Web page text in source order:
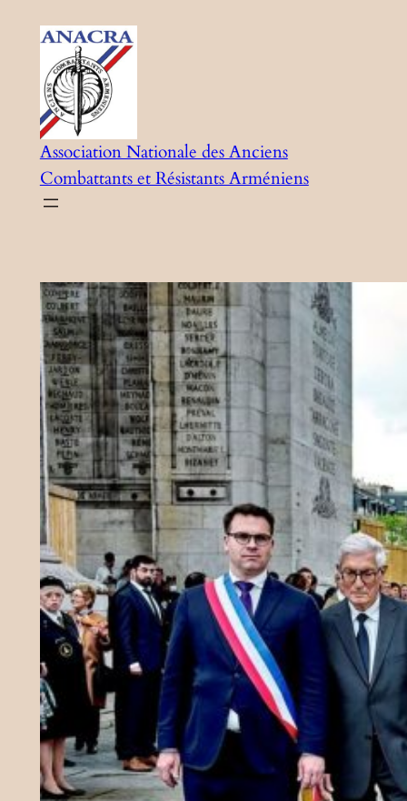
contenu
Association Nationale des Anciens
Combattants et Résistants Arméniens